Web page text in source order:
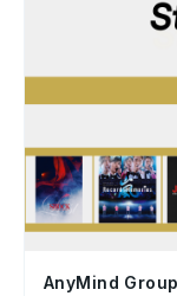
AnyMind Group